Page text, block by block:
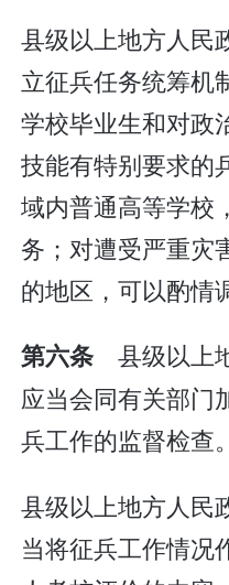
县级以上地方人民
立征兵任务统筹机
学校毕业生和对政
技能有特别要求的
域内普通高等学校
务；对遭受严重灾
的地区，可以酌情
第六条 县级以上
应当会同有关部门
兵工作的监督检查。
县级以上地方人民
当将征兵工作情况